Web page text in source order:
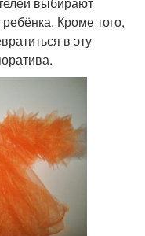
Кроме того,
в эту